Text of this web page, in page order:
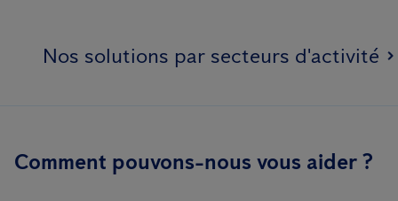
Nos solutions par secteurs d'activité
Comment pouvons-nous vous aider ?